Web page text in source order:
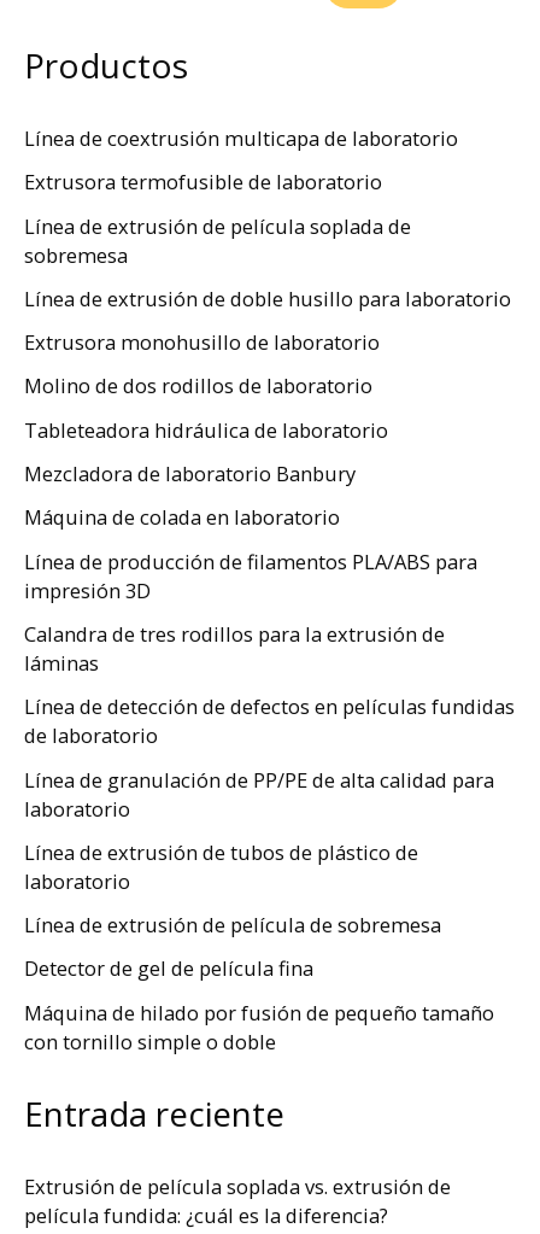
Productos
Línea de coextrusión multicapa de laboratorio
Extrusora termofusible de laboratorio
Línea de extrusión de película soplada de
sobremesa
Línea de extrusión de doble husillo para laboratorio
Extrusora monohusillo de laboratorio
Molino de dos rodillos de laboratorio
Tableteadora hidráulica de laboratorio
Mezcladora de laboratorio Banbury
Máquina de colada en laboratorio
Línea de producción de filamentos PLA/ABS para
impresión 3D
Calandra de tres rodillos para la extrusión de
láminas
Línea de detección de defectos en películas fundidas
de laboratorio
Línea de granulación de PP/PE de alta calidad para
laboratorio
Línea de extrusión de tubos de plástico de
laboratorio
Línea de extrusión de película de sobremesa
Detector de gel de película fina
Máquina de hilado por fusión de pequeño tamaño
con tornillo simple o doble
Entrada reciente
Extrusión de película soplada vs. extrusión de
película fundida: ¿cuál es la diferencia?